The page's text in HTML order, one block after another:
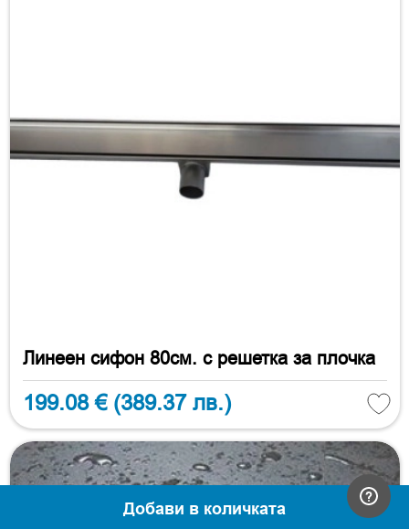
Добави в количката
Линеен сифон 80см. с решетка за плочка
199.08 € (389.37 лв.)